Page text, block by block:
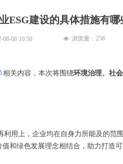
ESG建设的具体措施有哪
相关内容，本次将围绕环境治理、社
利用上，企业均在自身力所能及的范
和绿色发展理念相结合，助力打造可
08-08 10:50 넶 浏览量： 258